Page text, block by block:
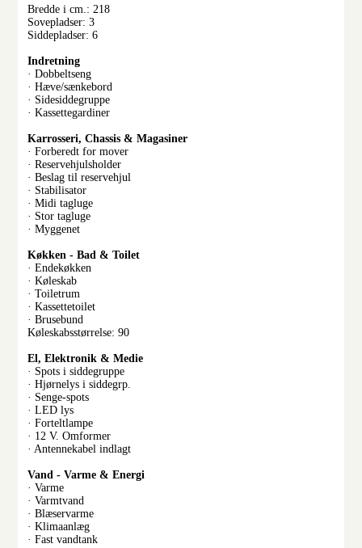
Bredde i cm.: 218
Sovepladser: 3
Siddepladser: 6
Indretning
· Dobbeltseng
· Hæve/sænkebord
· Sidesiddegruppe
· Kassettegardiner
Karrosseri, Chassis & Magasiner
· Forberedt for mover
· Reservehjulsholder
· Beslag til reservehjul
· Stabilisator
· Midi tagluge
· Stor tagluge
· Myggenet
Køkken - Bad & Toilet
· Endekøkken
· Køleskab
· Toiletrum
· Kassettetoilet
· Brusebund
Køleskabsstørrelse: 90
El, Elektronik & Medie
· Spots i siddegruppe
· Hjørnelys i siddegrp.
· Senge-spots
· LED lys
· Forteltlampe
· 12 V. Omformer
· Antennekabel indlagt
Vand - Varme & Energi
· Varme
· Varmtvand
· Blæservarme
· Klimaanlæg
· Fast vandtank